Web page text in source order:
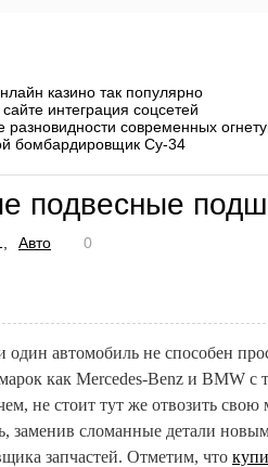
казино так популярно
интеграция соцсетей
современных
бомбардировщик Су-34
подвесные
Авто 0
автомобиль не способен
как Mercedes-Benz и BMW с
не стоит тут же отвозить
заменив сломанные детали
запчастей. Отметим, что